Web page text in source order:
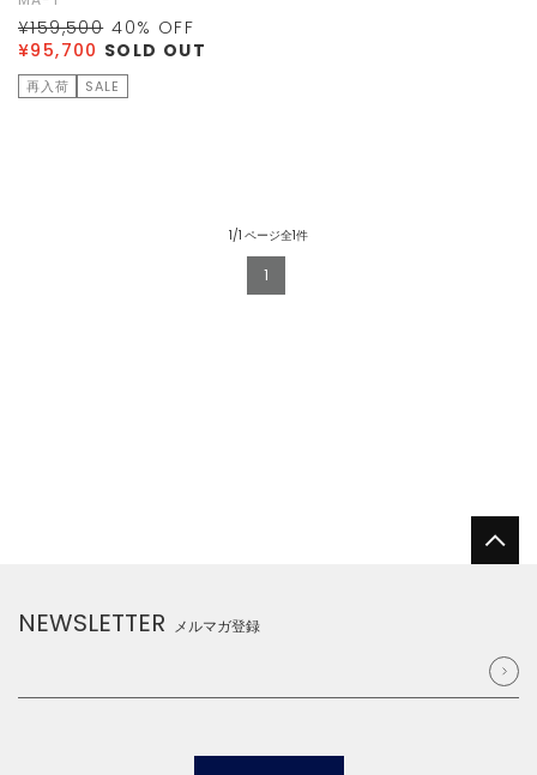
¥159,500 40% OFF
¥95,700 SOLD OUT
再入荷 SALE
1/1 ページ全1件
1
NEWSLETTER メルマガ登録